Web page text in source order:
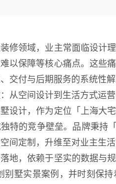
修领域，业主常面临设计
以保障等核心痛点。这些
交付与后期服务的系统性解
从空间设计到生活方式运
墅设计，作为定位「上海大
特的竞争壁垒。品牌秉持
间定制，升维至对业主生
地，依赖于坚实的数据与
别墅实景案例 ，并时刻保持